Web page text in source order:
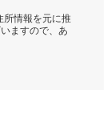
所情報を元に推
ますので、あ